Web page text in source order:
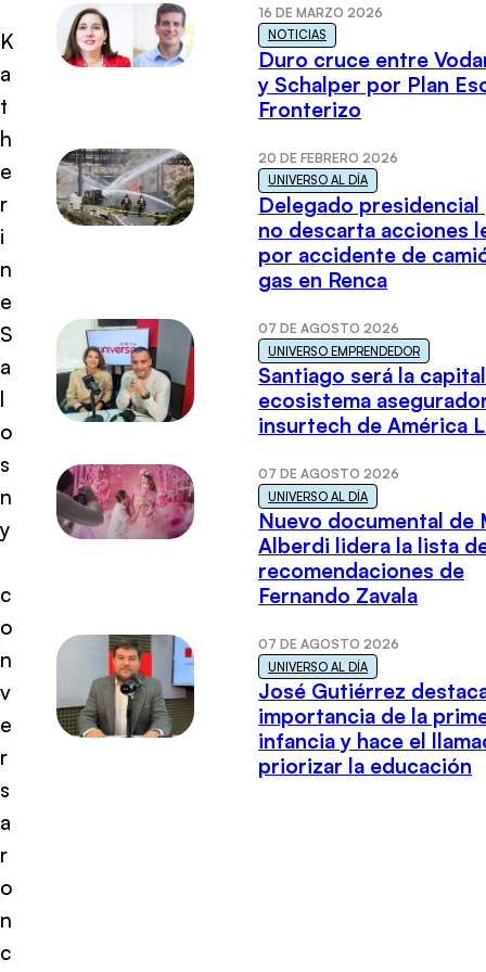
K
a
t
h
e
r
i
n
e
S
a
l
o
s
n
y
c
o
n
v
e
r
s
a
r
o
n
c
16 DE MARZO 2026
NOTICIAS
Duro cruce entre
y Schalper por Plan
Fronterizo
20 DE FEBRERO 2026
UNIVERSO AL DÍA
Delegado presidencial
no descarta acciones
por accidente de
gas en Renca
07 DE AGOSTO 2026
UNIVERSO EMPRENDEDOR
Santiago será la
ecosistema
insurtech de América
07 DE AGOSTO 2026
UNIVERSO AL DÍA
Nuevo documental de
Alberdi lidera la lista
recomendaciones de
Fernando Zavala
07 DE AGOSTO 2026
UNIVERSO AL DÍA
José Gutiérrez
importancia de la
infancia y hace el
priorizar la educación